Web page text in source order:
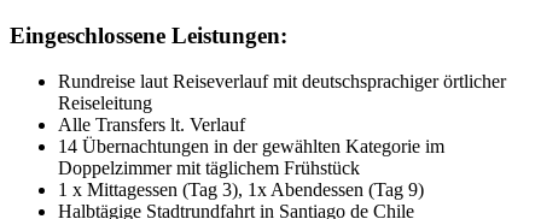
Eingeschlossene Leistungen:
Rundreise laut Reiseverlauf mit deutschsprachiger örtlicher
Reiseleitung
Alle Transfers lt. Verlauf
14 Übernachtungen in der gewählten Kategorie im
Doppelzimmer mit täglichem Frühstück
1 x Mittagessen (Tag 3), 1x Abendessen (Tag 9)
Halbtägige Stadtrundfahrt in Santiago de Chile